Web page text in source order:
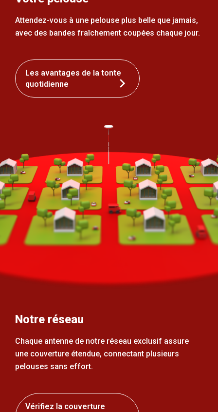
Attendez-vous à une pelouse plus belle que jamais,
avec des bandes fraîchement coupées chaque jour.
Les avantages de la tonte
quotidienne
Notre réseau
Chaque antenne de notre réseau exclusif assure
une couverture étendue, connectant plusieurs
pelouses sans effort.
Vérifiez la couverture